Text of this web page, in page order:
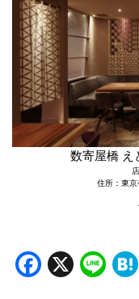
数寄屋橋
住所：東京
Facebook
X Line